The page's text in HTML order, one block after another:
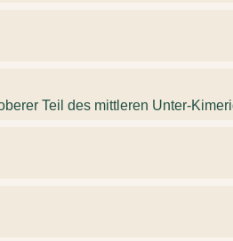
Teil des mittleren Unter-